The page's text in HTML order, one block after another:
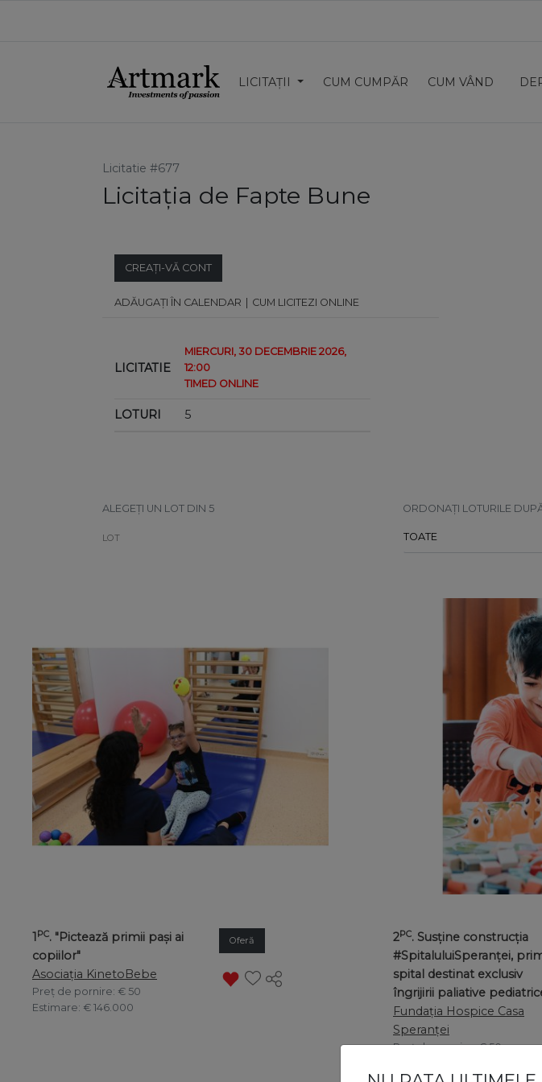
LICITAȚII CUM CUMPĂR CUM VÂND
Licitatie #677
Licitația de Fapte Bune
CREAȚI-VĂ CONT
ADĂUGAȚI ÎN CALENDAR CUM LICITEZI ONLINE
LICITATIE
MIERCURI, 30 DECEMBRIE 2026,
12:00
TIMED ONLINE
LOTURI 5
ALEGEȚI UN LOT DIN 5 ORDONAȚI LOTURILE
1PC. "Pictează primii pași ai
copiilor"
Oferă
Asociația KinetoBebe
Preț de pornire: € 50
Estimare: € 146.000
2PC. Susține construcția
#SpitaluluiSperanței,
spital destinat exclusiv
îngrijirii paliative
Fundația Hospice Casa
Speranței
Preț de pornire: € 50